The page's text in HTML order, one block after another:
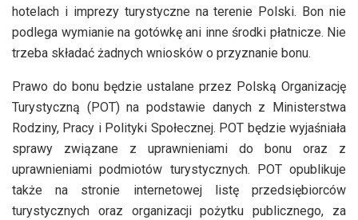
hotelach i imprezy turystyczne na terenie Polski. Bon nie
podlega wymianie na gotówkę ani inne środki płatnicze. Nie
trzeba składać żadnych wniosków o przyznanie bonu.
Prawo do bonu będzie ustalane przez Polską Organizację
Turystyczną (POT) na podstawie danych z Ministerstwa
Rodziny, Pracy i Polityki Społecznej. POT będzie wyjaśniała
sprawy związane z uprawnieniami do bonu oraz z
uprawnieniami podmiotów turystycznych. POT opublikuje
także na stronie internetowej listę przedsiębiorców
turystycznych oraz organizacji pożytku publicznego, za